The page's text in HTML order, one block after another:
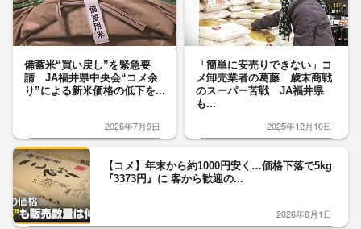
備蓄米“買い戻し”を緊急要
請 JA福井県中央会“コメ余
り”による新米価格の低下を...
2026年7月9日
「簡単に安売りできない」コ
メ卸売業者の葛藤 歳末商戦
のスーパー苦戦 JA福井県
も...
2025年12月10日
【コメ】年末から約1000円安く…価格下落で5kg
『3373円』に 客から歓迎の...
2026年8月1日